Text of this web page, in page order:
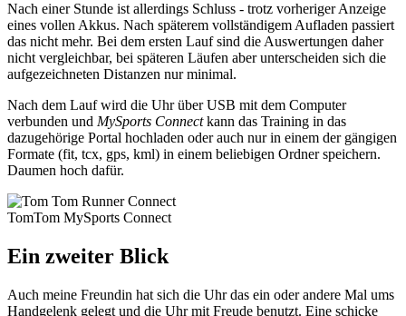
Nach einer Stunde ist allerdings Schluss - trotz vorheriger Anzeige
eines vollen Akkus. Nach späterem vollständigem Aufladen passiert
das nicht mehr. Bei dem ersten Lauf sind die Auswertungen daher
nicht vergleichbar, bei späteren Läufen aber unterscheiden sich die
aufgezeichneten Distanzen nur minimal.
Nach dem Lauf wird die Uhr über USB mit dem Computer
verbunden und MySports Connectkann das Training in das
dazugehörige Portal hochladen oder auch nur in einem der gängigen
Formate (fit, tcx, gps, kml) in einem beliebigen Ordner speichern.
Daumen hoch dafür.
TomTom MySports Connect
Ein zweiter Blick
Auch meine Freundin hat sich die Uhr das ein oder andere Mal ums
Handgelenk gelegt und die Uhr mit Freude benutzt. Eine schicke